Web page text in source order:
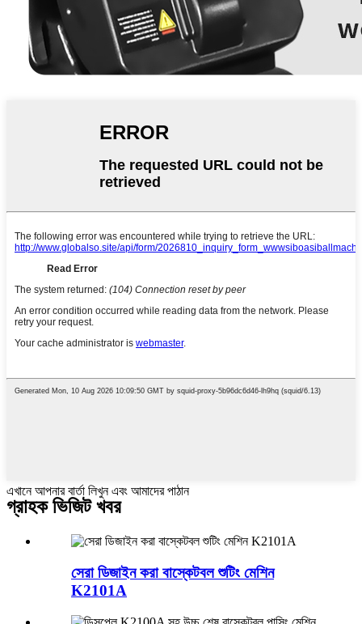
এখানে আপনার বার্তা লিখুন এবং আমাদের পাঠান
গ্রাহক ভিজিট খবর
সেরা ডিজাইন করা বাস্কেটবল শুটিং মেশিন
K2101A